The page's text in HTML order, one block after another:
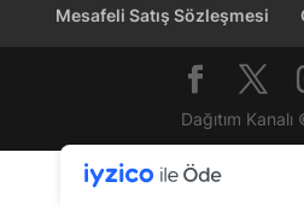
Mesafeli Satış Sözleşmesi
Dağıtım